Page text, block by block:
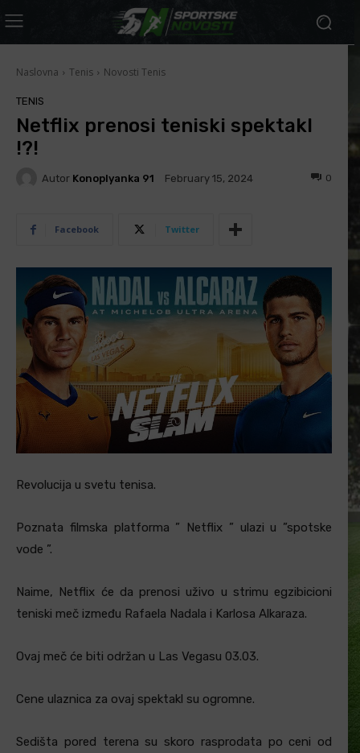
Naslovna Tenis Novosti Tenis
TENIS
Netflix prenosi teniski spektakl
!?!
Autor Konoplyanka 91 February 15, 2024 0
Facebook Twitter
Revolucija u svetu tenisa.
Poznata filmska platforma ” Netflix ” ulazi u ”spotske
vode ”.
Naime, Netflix će da prenosi uživo u strimu egzibicioni
teniski meč između Rafaela Nadala i Karlosa Alkaraza.
Ovaj meč će biti održan u Las Vegasu 03.03.
Cene ulaznica za ovaj spektakl su ogromne.
Sedišta pored terena su skoro rasprodata po ceni od